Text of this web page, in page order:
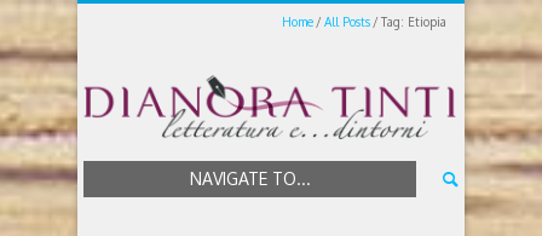
Home All Posts Tag: Etiopia
NAVIGATE TO...